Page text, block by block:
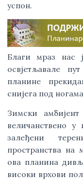
успон.
Благи мраз нас
освјетљавале
планине
снијега под
Зимски
величанствено
залеђени
пространства на
ова планина
високи врхови